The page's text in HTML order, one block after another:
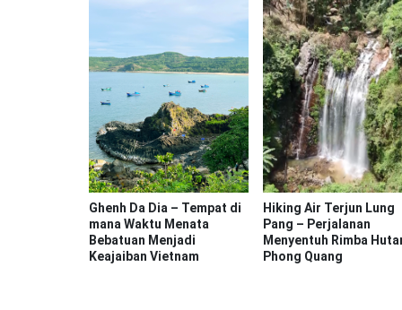
Ghenh Da Dia – Tempat di
mana Waktu Menata
Bebatuan Menjadi
Keajaiban Vietnam
Hiking Air Terjun Lung
Pang – Perjalanan
Menyentuh Rimba
Phong Quang